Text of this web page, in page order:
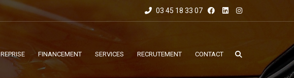
03 45 18 33 07
REPRISE FINANCEMENT SERVICES RECRUTEMENT CONTACT